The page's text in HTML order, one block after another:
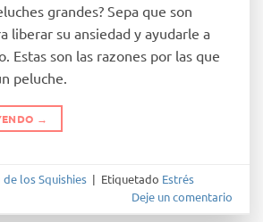
grandes? Sepa que son
liberar su ansiedad y ayudarle a
Estas son las razones por las que
peluche.
→
los Squishies | Etiquetado Estrés
Deje un comentario